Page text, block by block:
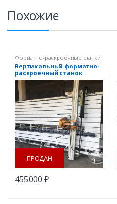
Похожие
Форматно-раскроечные станки
Вертикальный форматно-
раскроечный станок
Putsch Meniconi SVP 145 б/у
ПРОДАН
455.000 ₽